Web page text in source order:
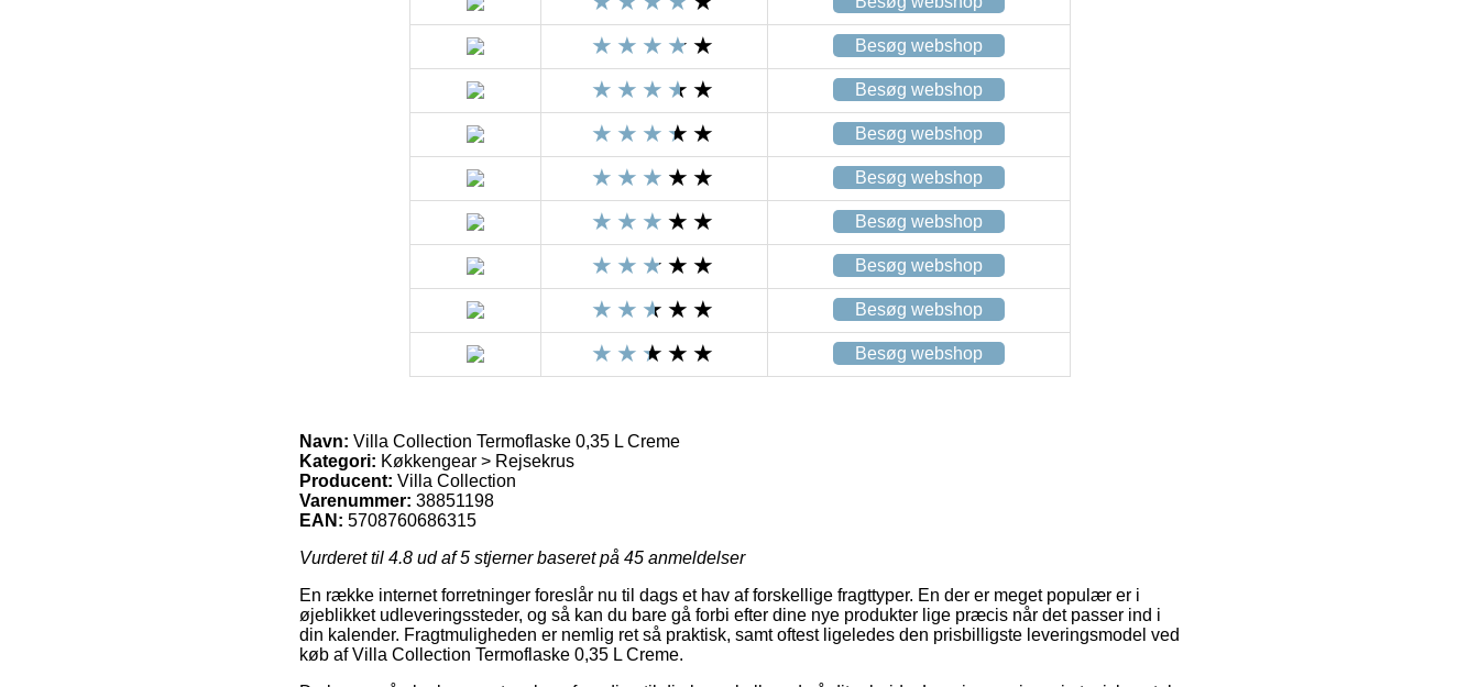
Besøg webshop
Besøg webshop
Besøg webshop
Besøg webshop
Besøg webshop
Besøg webshop
Besøg webshop
Besøg webshop
Navn: Villa Collection Termoflaske 0,35 L Creme
Kategori: Køkkengear > Rejsekrus
Producent: Villa Collection
Varenummer: 38851198
EAN: 5708760686315
Vurderet til 4.8 ud af 5 stjerner baseret på 45 anmeldelser
En række internet forretninger foreslår nu til dags et hav af forskellige fragttyper. En der er meget populær er i
øjeblikket udleveringssteder, og så kan du bare gå forbi efter dine nye produkter lige præcis når det passer ind i
din kalender. Fragtmuligheden er nemlig ret så praktisk, samt oftest ligeledes den prisbilligste leveringsmodel ved
køb af Villa Collection Termoflaske 0,35 L Creme.